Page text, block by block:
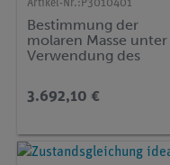
Artikel-Nr.: P3010401
Bestimmung der
molaren Masse unter
Verwendung des
3.692,10 €